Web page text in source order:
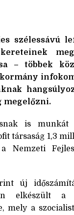
szélessávú
– többek
megelőzni.
is
társaság 1,3
új
elkészült a
mely a